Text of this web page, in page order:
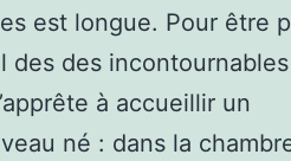
est longue. Pour être
des des
à accueillir un
né : dans la